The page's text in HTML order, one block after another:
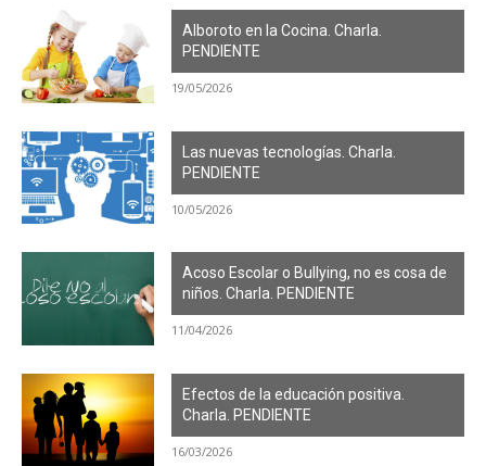
Alboroto en la Cocina. Charla.
PENDIENTE
19/05/2026
Las nuevas tecnologías. Charla.
PENDIENTE
10/05/2026
Acoso Escolar o Bullying, no es cosa de
niños. Charla. PENDIENTE
11/04/2026
Efectos de la educación positiva.
Charla. PENDIENTE
16/03/2026